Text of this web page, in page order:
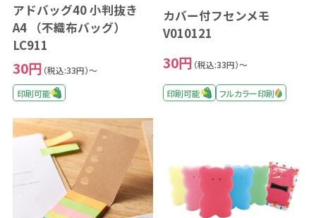
アドバッグ40 小判抜き
A4 （不織布バッグ）
LC911
30円 （税込:33円）～
印刷可能
カバー付フセンメモ
V010121
30円 （税込:33円）～
印刷可能 フルカラー印刷